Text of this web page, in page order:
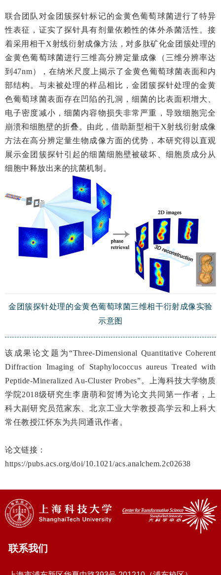
联合团队对金团簇探针标记的金黄色葡萄球菌进行了特异
性表征，证实了探针具有剂量依赖性的体外杀菌活性。接
着采用相干X射线衍射成像方法，对多肽矿化金团簇处理的
金黄色葡萄球菌进行三维高分辨定量成像（三维分辨率达
到47nm），在纳米尺度上揭示了金黄色葡萄球菌表面和内
部结构。与未被处理的样品相比，金团簇探针处理的金黄
色葡萄球菌表面存在凹陷的孔洞，细菌的比表面积增大、
电子密度减小，细菌内容物损失非常严重，导致细胞完全
崩溃和细胞壁的折叠。由此，借助新型相干X射线衍射成像
方法在高分辨定量生物成像方面的优势，本研究得以直观
展示金团簇探针引起的细菌细胞壁被破坏、细胞质成分从
细胞中释放出来的抗菌机制。
金团簇探针处理的金黄色葡萄球菌三维相干衍射成像实验
示意图
该成果论文题为“Three-Dimensional Quantitative Coherent
Diffraction Imaging of Staphylococcus aureus Treated with
Peptide-Mineralized Au-Cluster Probes”。上海科技大学物质
学院2018级研究生李唐萌和贺博为论文共同第一作者，上
科大副研究员范家东、北京工业大学教授高学云和上科大
常任教授江怀东为共同通讯作者。
论文链接：
https://pubs.acs.org/doi/10.1021/acs.analchem.2c02638
联系我们